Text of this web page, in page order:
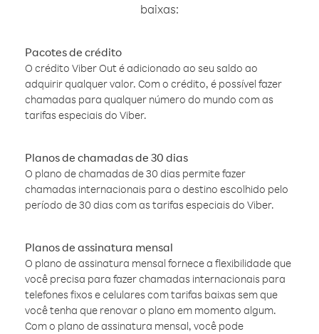
baixas:
Pacotes de crédito
O crédito Viber Out é adicionado ao seu saldo ao
adquirir qualquer valor. Com o crédito, é possível fazer
chamadas para qualquer número do mundo com as
tarifas especiais do Viber.
Planos de chamadas de 30 dias
O plano de chamadas de 30 dias permite fazer
chamadas internacionais para o destino escolhido pelo
período de 30 dias com as tarifas especiais do Viber.
Planos de assinatura mensal
O plano de assinatura mensal fornece a flexibilidade que
você precisa para fazer chamadas internacionais para
telefones fixos e celulares com tarifas baixas sem que
você tenha que renovar o plano em momento algum.
Com o plano de assinatura mensal, você pode